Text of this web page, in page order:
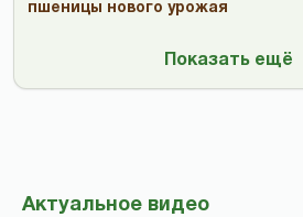
пшеницы нового урожая
Показать ещё
Актуальное видео